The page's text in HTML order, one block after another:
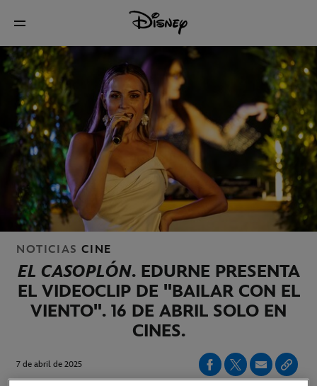
NOTICIAS CINE
EL CASOPLÓN. EDURNE PRESENTA
EL VIDEOCLIP DE "BAILAR CON EL
VIENTO". 16 DE ABRIL SOLO EN
CINES.
7 de abril de 2025